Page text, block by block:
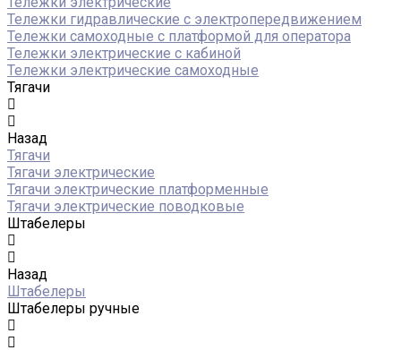
Тележки гидравлические с электропередвижением
Тележки самоходные с платформой для оператора
Тележки электрические с кабиной
Тележки электрические самоходные
Тягачи
Назад
Тягачи
Тягачи электрические
Тягачи электрические платформенные
Тягачи электрические поводковые
Штабелеры
Назад
Штабелеры
Штабелеры ручные